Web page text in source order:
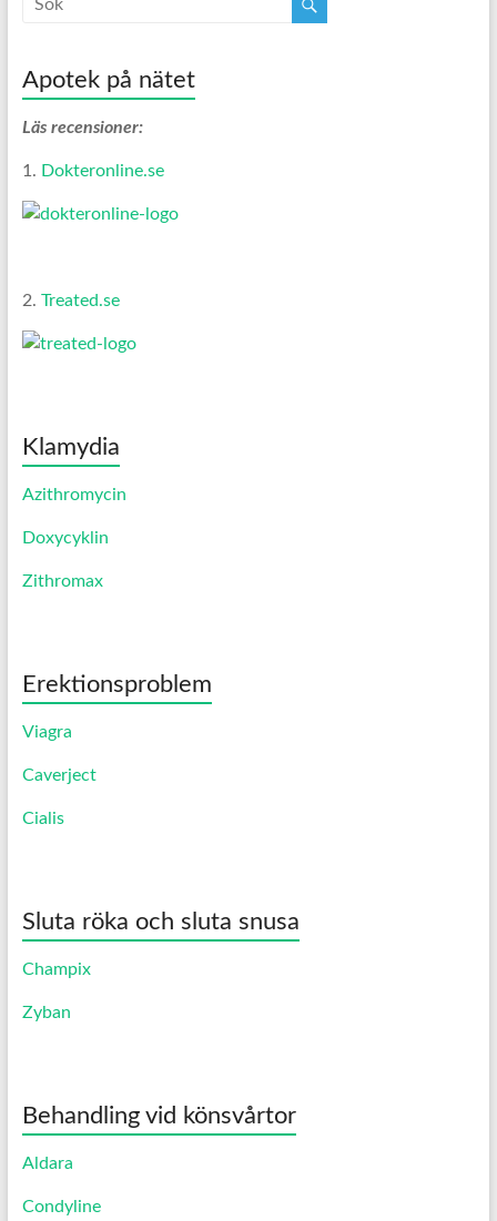
Apotek på nätet
Läs recensioner:
1. Dokteronline.se
2. Treated.se
Klamydia
Azithromycin
Doxycyklin
Zithromax
Erektionsproblem
Viagra
Caverject
Cialis
Sluta röka och sluta snusa
Champix
Zyban
Behandling vid könsvårtor
Aldara
Condyline